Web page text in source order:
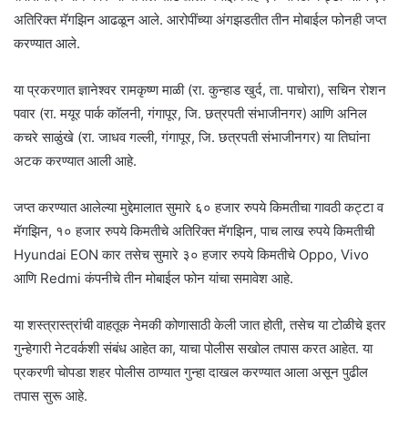
अतिरिक्त मॅगझिन आढळून आले. आरोपींच्या अंगझडतीत तीन मोबाईल फोनही जप्त
करण्यात आले.
या प्रकरणात ज्ञानेश्वर रामकृष्ण माळी (रा. कुन्हाड खुर्द, ता. पाचोरा), सचिन रोशन
पवार (रा. मयूर पार्क कॉलनी, गंगापूर, जि. छत्रपती संभाजीनगर) आणि अनिल
कचरे साळुंखे (रा. जाधव गल्ली, गंगापूर, जि. छत्रपती संभाजीनगर) या तिघांना
अटक करण्यात आली आहे.
जप्त करण्यात आलेल्या मुद्देमालात सुमारे ६० हजार रुपये किमतीचा गावठी कट्टा व
मॅगझिन, १० हजार रुपये किमतीचे अतिरिक्त मॅगझिन, पाच लाख रुपये किमतीची
Hyundai EON कार तसेच सुमारे ३० हजार रुपये किमतीचे Oppo, Vivo
आणि Redmi कंपनीचे तीन मोबाईल फोन यांचा समावेश आहे.
या शस्त्रास्त्रांची वाहतूक नेमकी कोणासाठी केली जात होती, तसेच या टोळीचे इतर
गुन्हेगारी नेटवर्कशी संबंध आहेत का, याचा पोलीस सखोल तपास करत आहेत. या
प्रकरणी चोपडा शहर पोलीस ठाण्यात गुन्हा दाखल करण्यात आला असून पुढील
तपास सुरू आहे.